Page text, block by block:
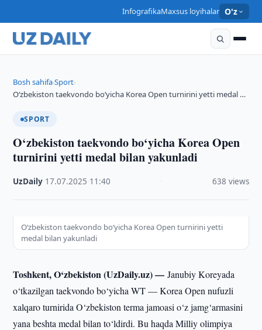
InfografikaMaxsus loyihalar O'z
Bosh sahifa›Sport›
O‘zbekiston taekvondo bo‘yicha Korea Open turnirini yetti medal …
SPORT
O‘zbekiston taekvondo bo‘yicha Korea Open
turnirini yetti medal bilan yakunladi
UzDaily 17.07.2025 11:40 638 views
O‘zbekiston taekvondo bo‘yicha Korea Open turnirini yetti
medal bilan yakunladi
Toshkent, O‘zbekiston (UzDaily.uz) —Janubiy Koreyada
o‘tkazilgan taekvondo bo‘yicha WT — Korea Open nufuzli
xalqaro turnirida O‘zbekiston terma jamoasi o‘z jamg‘armasini
yana beshta medal bilan to‘ldirdi. Bu haqda Milliy olimpiya